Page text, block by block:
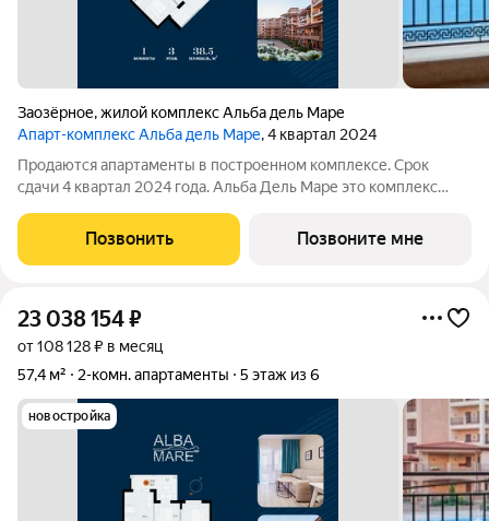
Заозёрное,жилой комплекс Альба дель Маре
Апарт-комплекс Альба дель Маре, 4 квартал 2024
Продаются апартаменты в построенном комплексе. Срок
сдачи 4 квартал 2024 года. Альба Дель Маре это комплекс
Уютные здания переменной этажности строятся в 5 минутах
ходьбы (385 метров) от одного
Позвонить Позвоните мне
23 038 154₽
от 108 128 ₽ в месяц
57,4 м²
2-комн. апартаменты 5 этаж из 6
новостройка